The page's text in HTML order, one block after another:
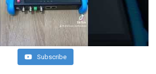
Subscribe